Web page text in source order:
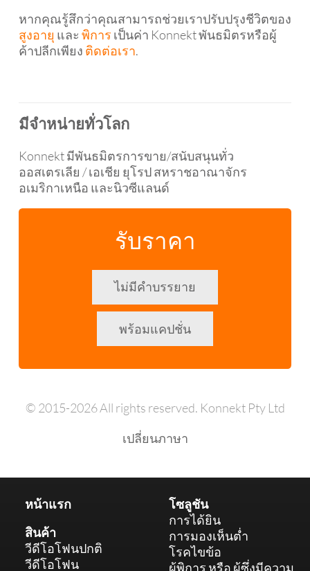
หากคุณรู้สึกว่าคุณสามารถช่วยเราปรับปรุงชีวิตของ
สูงอายุ และ พิการ เป็นค่า Konnekt พันธมิตรหรือผู้
ค้าปลีกเพียง ติดต่อเรา.
มีจำหน่ายทั่วโลก
Konnekt มีพันธมิตรการขาย/สนับสนุนทั่ว
ออสเตรเลีย / เอเชีย ยุโรป สหราชอาณาจักร
อเมริกาเหนือ และนิวซีแลนด์
รับราคา
ไม่มีคำบรรยาย
พร้อมแคปชั่น
© 2015-2026 All rights reserved. Konnekt Pty Ltd
เปลี่ยนภาษา
หน้าแรก
สินค้า
วีดีโอโฟนปกติ
วีดีโอโฟน
โซลูชัน
การได้ยิน
การมองเห็นต่ำ
โรคไขข้อ
ผู้พิการ หรือ ผู้ซึ่งมีความ